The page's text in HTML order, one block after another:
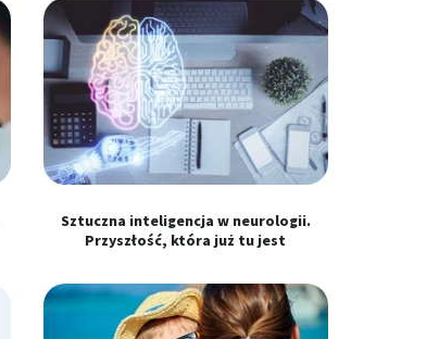
Sztuczna inteligencja w neurologii.
Przyszłość, która już tu jest